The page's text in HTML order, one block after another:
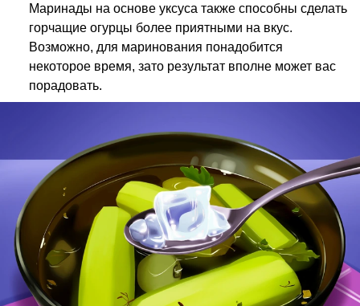
Маринады на основе уксуса также способны сделать
горчащие огурцы более приятными на вкус.
Возможно, для маринования понадобится
некоторое время, зато результат вполне может вас
порадовать.